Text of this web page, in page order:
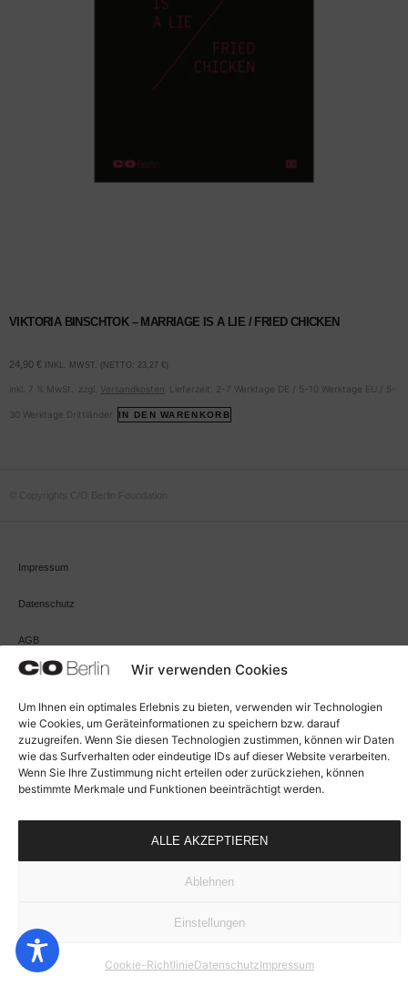
Wir verwenden Cookies
Um Ihnen ein optimales Erlebnis zu bieten, verwenden wir Technologien
wie Cookies, um Geräteinformationen zu speichern bzw. darauf
zuzugreifen. Wenn Sie diesen Technologien zustimmen, können wir Daten
wie das Surfverhalten oder eindeutige IDs auf dieser Website verarbeiten.
Wenn Sie Ihre Zustimmung nicht erteilen oder zurückziehen, können
bestimmte Merkmale und Funktionen beeinträchtigt werden.
ALLE AKZEPTIEREN
Ablehnen
Einstellungen
Cookie-RichtlinieDatenschutzImpressum
VIKTORIA BINSCHTOK – MARRIAGE IS A LIE / FRIED CHICKEN
24,90 € INKL. MWST. (NETTO: 23,27 €)
inkl. 7 % MwSt. zzgl. Versandkosten Lieferzeit: 2-7 Werktage DE / 5-10 Werktage EU / 5-
30 Werktage Drittländer IN DEN WARENKORB
Impressum
Datenschutz
AGB
Cookie-Richtlinie (EU)
Widerrufsbelehrung
Zahlungsarten